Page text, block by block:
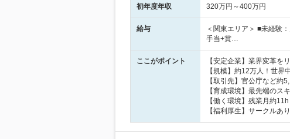
初年度年収 320万円～400万円
給与
＜関東エリア＞ ■未経験
手当+賞…
ここがポイント
【安定企業】業界変革を
【規模】約12万人！世界
【取引先】官公庁など
【育成環境】最先端のス
【働く環境】残業月約
【福利厚生】サークルあ